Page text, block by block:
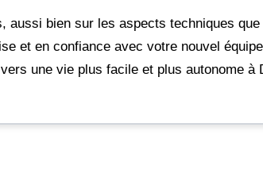
aussi bien sur les aspects techniques que
et en confiance avec votre nouvel
une vie plus facile et plus autonome à